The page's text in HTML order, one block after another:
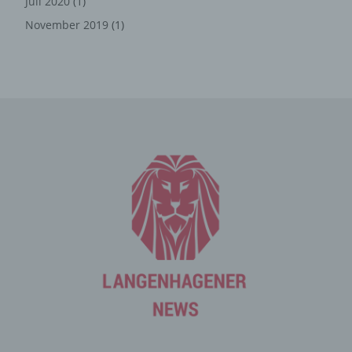
November 2019 (1)
vergebene IP-Adresse, das Datum sowie die Uhrzeit der
Verantwortlichen erforderlich. Eine Weitergabe dieser
Daten an Dritte erfolgt grundsätzlich nicht, sofern keine
gesetzliche Pflicht zur Weitergabe besteht oder die
Weitergabe der Strafverfolgung dient.
Die Registrierung der betroffenen Person unter
freiwilliger Angabe personenbezogener Daten dient dem
betroffenen Person Inhalte oder Leistungen anzubieten,
die aufgrund der Natur der Sache nur registrierten
Benutzern angeboten werden können. Registrierten